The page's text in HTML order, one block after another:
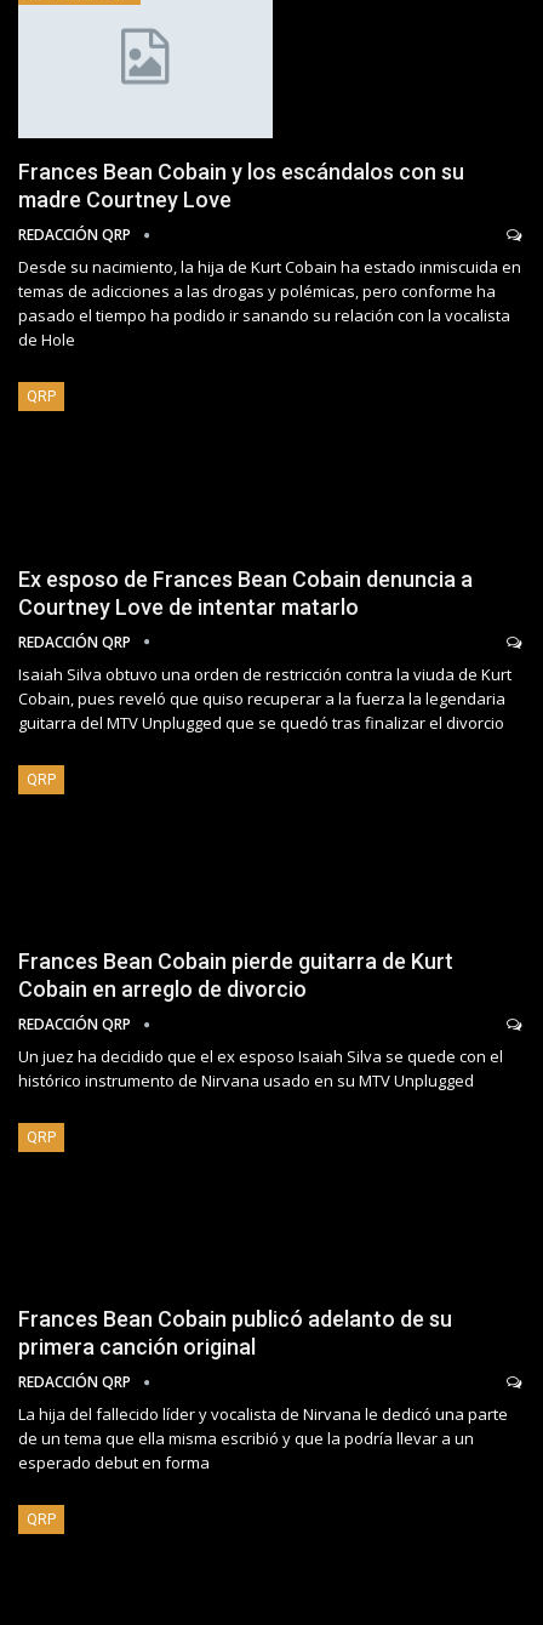
Frances Bean Cobain y los escándalos con su
madre Courtney Love
REDACCIÓN QRP
Desde su nacimiento, la hija de Kurt Cobain ha estado inmiscuida en
temas de adicciones a las drogas y polémicas, pero conforme ha
pasado el tiempo ha podido ir sanando su relación con la vocalista
de Hole
QRP
Ex esposo de Frances Bean Cobain denuncia a
Courtney Love de intentar matarlo
REDACCIÓN QRP
Isaiah Silva obtuvo una orden de restricción contra la viuda de Kurt
Cobain, pues reveló que quiso recuperar a la fuerza la legendaria
guitarra del MTV Unplugged que se quedó tras finalizar el divorcio
QRP
Frances Bean Cobain pierde guitarra de Kurt
Cobain en arreglo de divorcio
REDACCIÓN QRP
Un juez ha decidido que el ex esposo Isaiah Silva se quede con el
histórico instrumento de Nirvana usado en su MTV Unplugged
QRP
Frances Bean Cobain publicó adelanto de su
primera canción original
REDACCIÓN QRP
La hija del fallecido líder y vocalista de Nirvana le dedicó una parte
de un tema que ella misma escribió y que la podría llevar a un
esperado debut en forma
QRP